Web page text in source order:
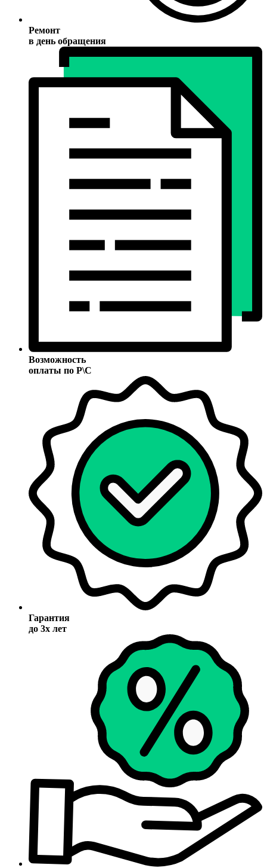
Ремонт
в день обращения
Возможность
оплаты по Р\С
Гарантия
до 3х лет